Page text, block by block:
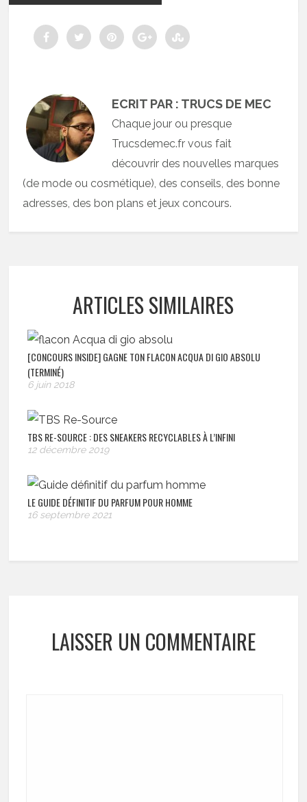
ECRIT PAR : TRUCS DE MEC
Chaque jour ou presque
Trucsdemec.fr vous fait
découvrir des nouvelles marques
(de mode ou cosmétique), des conseils, des bonne
adresses, des bon plans et jeux concours.
ARTICLES SIMILAIRES
[CONCOURS INSIDE] GAGNE TON FLACON ACQUA DI GIO ABSOLU
(TERMINÉ)
6 juin 2018
TBS RE-SOURCE : DES SNEAKERS RECYCLABLES À L’INFINI
12 décembre 2019
LE GUIDE DÉFINITIF DU PARFUM POUR HOMME
16 septembre 2021
LAISSER UN COMMENTAIRE